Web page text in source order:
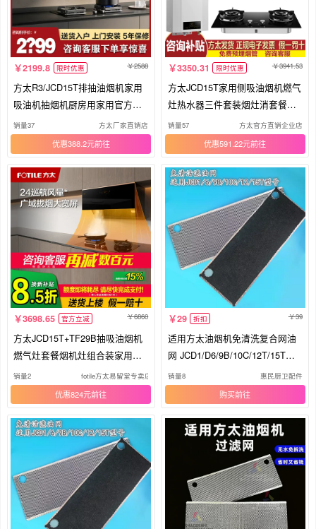
2199.8 限时优惠 2588
方太R3/JCD15T排抽油烟机家用
吸油机抽烟机厨房用家用官方特
价
销量37 方太厂家直销店
优惠388.2元
3350.31 限时优惠 3941.53
方太JCD15T家用侧吸油烟机燃气
灶热水器三件套装烟灶消套餐变
频大
销量57 方太官方直销企业店
优惠591.22元
3698.65 官方立减 6860
方太JCD15T+TF29B抽吸油烟机
燃气灶套餐烟机灶组合装家用厨
房
销量2 fotile方太易留堂专卖店
优惠824元
29 折扣 39
适用方太油烟机免清洗复合网油
网 JCD1/D6/9B/10C/12T/15T过
滤网
销量8 惠民厨卫配件
购买